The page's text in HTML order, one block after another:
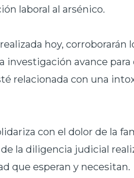
laboral al arsénico.
hoy, corroborarán
investigación avance para
relacionada con una
con el dolor de la
la diligencia judicial
que esperan y necesitan.